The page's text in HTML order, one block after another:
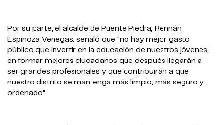
Por su parte, el alcalde de Puente Piedra, Rennán
Espinoza Venegas, señaló que "no hay mejor gasto
público que invertir en la educación de nuestros jóvenes,
en formar mejores ciudadanos que después llegarán a
ser grandes profesionales y que contribuirán a que
nuestro distrito se mantenga más limpio, más seguro y
ordenado".